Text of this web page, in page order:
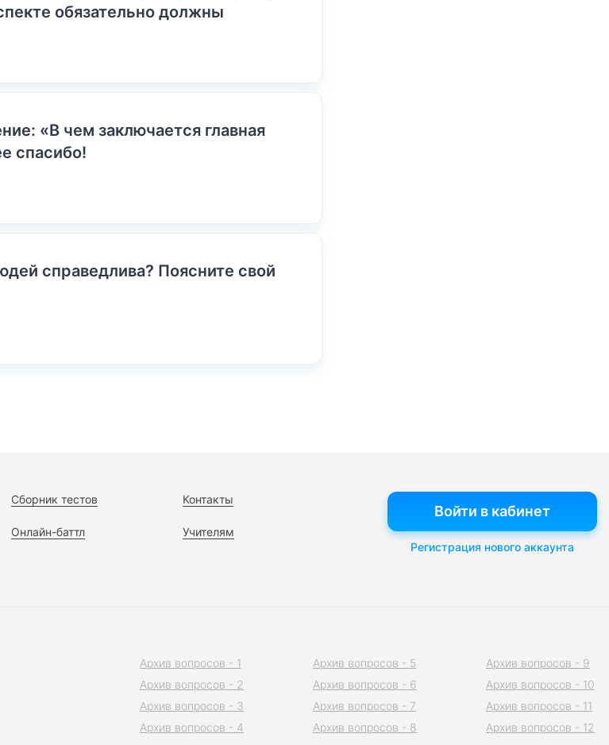
обязательно должны
«В чем заключается главная
спасибо!
справедлива? Поясните свой
Сборник тестов
Онлайн-баттл
Контакты
Учителям
Войти в кабинет
Регистрация нового аккаунта
Архив вопросов - 1
Архив вопросов - 2
Архив вопросов - 3
Архив вопросов - 4
Архив вопросов - 5
Архив вопросов - 6
Архив вопросов - 7
Архив вопросов - 8
Архив вопросов - 9
Архив вопросов - 10
Архив вопросов - 11
Архив вопросов - 12